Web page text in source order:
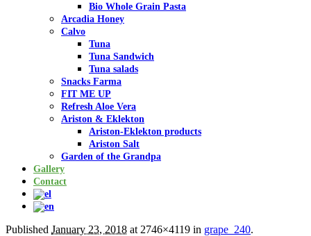
Bio Whole Grain Pasta
Arcadia Honey
Calvo
Tuna
Tuna Sandwich
Tuna salads
Snacks Farma
FIT ME UP
Refresh Aloe Vera
Ariston & Eklekton
Ariston-Eklekton products
Ariston Salt
Garden of the Grandpa
Gallery
Contact
Published January 23, 2018 at 2746×4119 in grape_240.